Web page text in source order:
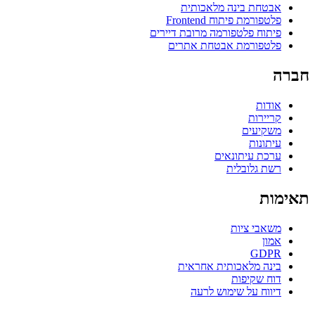
אבטחת בינה מלאכותית
פלטפורמת פיתוח Frontend
פיתוח פלטפורמה מרובת דיירים
פלטפורמת אבטחת אתרים
חברה
אודות
קריירות
משקיעים
עיתונות
ערכת עיתונאים
רשת גלובלית
תאימות
משאבי ציות
אמון
GDPR
בינה מלאכותית אחראית
דוח שקיפות
דיווח על שימוש לרעה